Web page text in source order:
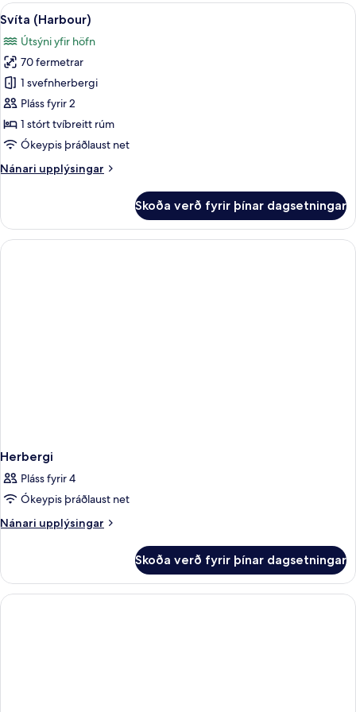
Skoða
allar
myndir
fyrir
Svíta
(Harbour)
Svíta (Harbour) | Rúmföt af bestu
12
Svíta (Harbour)
Útsýni yfir höfn
70 fermetrar
1 svefnherbergi
Pláss fyrir 2
1 stórt tvíbreitt rúm
Ókeypis þráðlaust net
Nánari upplýsingar
Nánari
(Harbour)
Skoða verð fyrir þínar dagsetningar
Herbergi
Pláss fyrir 4
Ókeypis þráðlaust net
Nánari upplýsingar
Nánari
Skoða verð fyrir þínar dagsetningar